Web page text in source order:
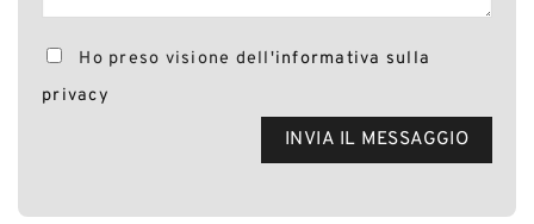
Ho preso visione dell'informativa sulla
privacy